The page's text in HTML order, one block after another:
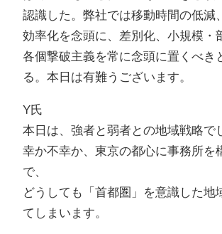
認識した。弊社では移動時間の低減
効率化を念頭に、差別化、小規模・
各個撃破主義を常に念頭に置くべき
る。本日は有難うございます。
Y氏
本日は、強者と弱者との地域戦略で
幸か不幸か、東京の都心に事務所を
で、
どうしても「首都圏」を意識した地
てしまいます。